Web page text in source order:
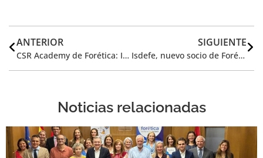
ANTERIOR
CSR Academy de Forética: Inscripciones abiertas para cursos del 29 de mayo al 2 de junio
SIGUIENTE
Isdefe, nuevo socio de Forética
Noticias relacionadas